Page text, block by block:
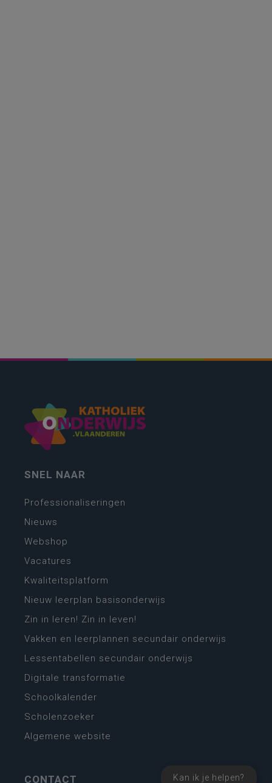
Kan ik je helpen?
SNEL NAAR
Professionaliseringen
Nieuws
Webshop
Vacatures
Kwaliteitsplatform
Nieuw leerplan basisonderwijs
Zin in leren! Zin in leven!
Vakken en leerplannen secundair onderwijs
Lessentabellen secundair onderwijs
Digitale transformatie
Schoolkalender
Scholenzoeker
Algemene website
CONTACT